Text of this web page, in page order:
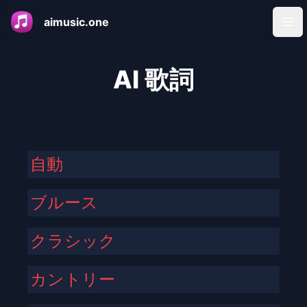
aimusic.one
AI 歌詞
自動
ブルース
クラシック
カントリー